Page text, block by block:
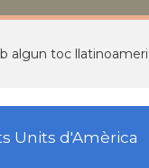
algun toc
Units d'Amèrica